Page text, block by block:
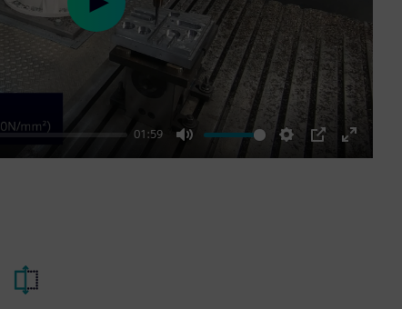
01:59
Mute Settings
PIP
Enter
Play